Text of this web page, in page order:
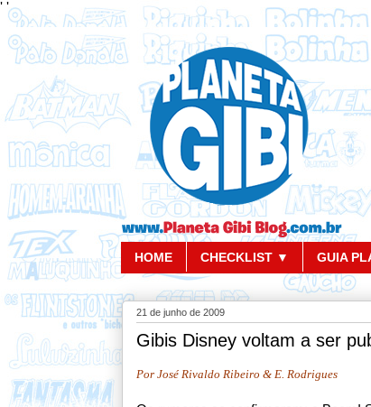
' '
HOME CHECKLIST ▼ GUIA
21 de junho de 2009
Gibis Disney voltam a ser
Por José Rivaldo Ribeiro & E. Rodrigues